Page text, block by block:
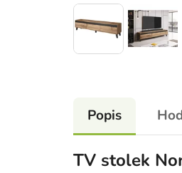
Popis
TV stolek